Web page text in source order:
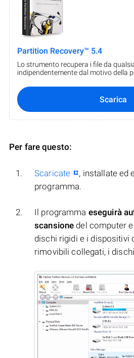
Partition Recovery™ 5.4
Lo strumento recupera i file da
indipendentemente dal motivo della
Scarica
Per fare questo:
Scaricate
, installate ed
programma.
Il programma eseguirà
scansione del computer
dischi rigidi e i dispositivi
rimovibili collegati, i